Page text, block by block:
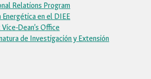
Relations Program
Energética en el DIEE
Dean’s Office
de Investigación y Extensión